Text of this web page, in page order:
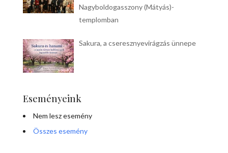
Nagyboldogasszony (Mátyás)-
templomban
Sakura, a cseresznyevirágzás ünnepe
Eseményeink
Nem lesz esemény
Összes esemény